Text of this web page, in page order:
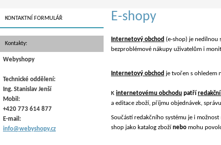
E-shopy
Internetový obchod (e-shop) je nedílnou
bezproblémové nákupy uživatelům i
Internetový obchod je tvořen s ohledem
K internetovému obchodu patří
a editace zboží, příjmu objednávek,
Součástí redakčního systému je i
shop jako katalog zbožínebo mohu
KONTAKTNÍ FORMULÁŘ
Kontakty:
Webyshopy
Technické oddělení:
Ing. Stanislav Jenší
Mobil:
+420 773 614 877
E-mail:
info@webyshopy.cz